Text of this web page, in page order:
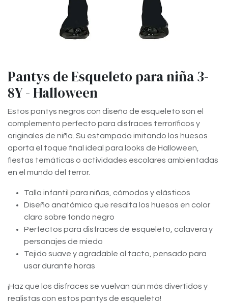
Pantys de Esqueleto para niña 3-
8Y - Halloween
Estos pantys negros con diseño de esqueleto son el
complemento perfecto para disfraces terroríficos y
originales de niña. Su estampado imitando los huesos
aporta el toque final ideal para looks de Halloween,
fiestas temáticas o actividades escolares ambientadas
en el mundo del terror.
Talla infantil para niñas, cómodos y elásticos
Diseño anatómico que resalta los huesos en color
claro sobre fondo negro
Perfectos para disfraces de esqueleto, calavera y
personajes de miedo
Tejido suave y agradable al tacto, pensado para
usar durante horas
¡Haz que los disfraces se vuelvan aún más divertidos y
realistas con estos pantys de esqueleto!